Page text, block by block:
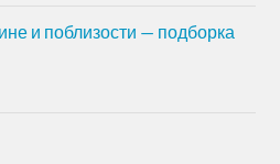
и поблизости — подборка